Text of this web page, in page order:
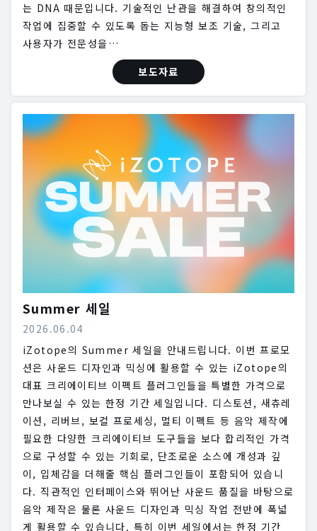
는 DNA 때문입니다. 기술적인 난관을 해결하여 창의적인
작업에 집중할 수 있도록 돕는 지능형 보조 기술, 그리고
사용자가 전문성을…
보도자료
Summer 세일
2026.06.04
iZotope의 Summer 세일을 안내드립니다. 이번 프로모
션은 사운드 디자인과 믹싱에 활용할 수 있는 iZotope의
대표 크리에이티브 이펙트 플러그인들을 특별한 가격으로
만나보실 수 있는 한정 기간 세일입니다. 디스토션, 새츄레
이션, 리버브, 보컬 프로세싱, 멀티 이펙트 등 음악 제작에
필요한 다양한 크리에이티브 도구들을 보다 합리적인 가격
으로 구성할 수 있는 기회로, 단조로운 소스에 개성과 깊
이, 입체감을 더해줄 핵심 플러그인들이 포함되어 있습니
다. 직관적인 인터페이스와 뛰어난 사운드 품질을 바탕으로
음악 제작은 물론 사운드 디자인과 믹싱 작업 전반에 폭넓
게 활용할 수 있습니다. 특히 이번 세일에서는 한정 기간